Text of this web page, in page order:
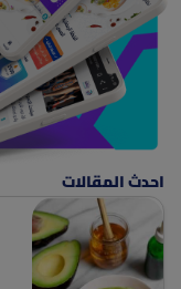
احدث المقالات